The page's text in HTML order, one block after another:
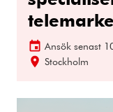
Ansök senast
Stockholm